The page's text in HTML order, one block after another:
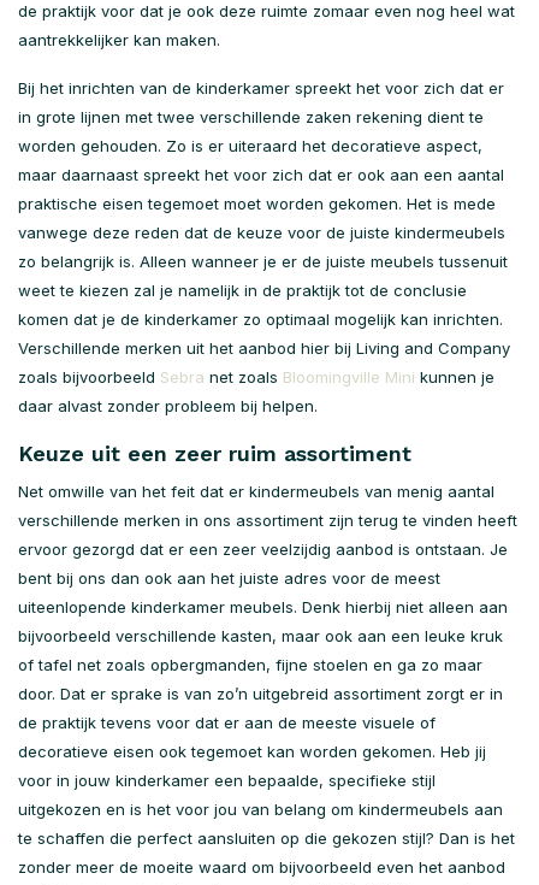
de praktijk voor dat je ook deze ruimte zomaar even nog heel wat
aantrekkelijker kan maken.
Bij het inrichten van de kinderkamer spreekt het voor zich dat er
in grote lijnen met twee verschillende zaken rekening dient te
worden gehouden. Zo is er uiteraard het decoratieve aspect,
maar daarnaast spreekt het voor zich dat er ook aan een aantal
praktische eisen tegemoet moet worden gekomen. Het is mede
vanwege deze reden dat de keuze voor de juiste kindermeubels
zo belangrijk is. Alleen wanneer je er de juiste meubels tussenuit
weet te kiezen zal je namelijk in de praktijk tot de conclusie
komen dat je de kinderkamer zo optimaal mogelijk kan inrichten.
Verschillende merken uit het aanbod hier bij Living and Company
zoals bijvoorbeeld Sebra net zoals Bloomingville Mini kunnen je
daar alvast zonder probleem bij helpen.
Keuze uit een zeer ruim assortiment
Net omwille van het feit dat er kindermeubels van menig aantal
verschillende merken in ons assortiment zijn terug te vinden heeft
ervoor gezorgd dat er een zeer veelzijdig aanbod is ontstaan. Je
bent bij ons dan ook aan het juiste adres voor de meest
uiteenlopende kinderkamer meubels. Denk hierbij niet alleen aan
bijvoorbeeld verschillende kasten, maar ook aan een leuke kruk
of tafel net zoals opbergmanden, fijne stoelen en ga zo maar
door. Dat er sprake is van zo’n uitgebreid assortiment zorgt er in
de praktijk tevens voor dat er aan de meeste visuele of
decoratieve eisen ook tegemoet kan worden gekomen. Heb jij
voor in jouw kinderkamer een bepaalde, specifieke stijl
uitgekozen en is het voor jou van belang om kindermeubels aan
te schaffen die perfect aansluiten op die gekozen stijl? Dan is het
zonder meer de moeite waard om bijvoorbeeld even het aanbod